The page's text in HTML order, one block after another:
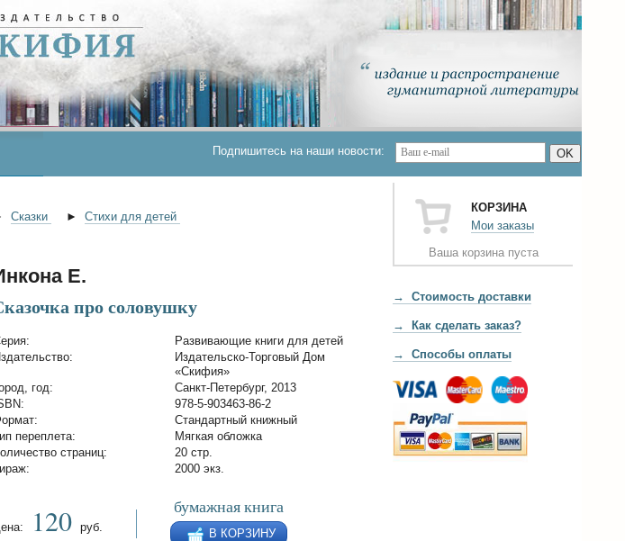
Подпишитесь на наши новости: OK
КОРЗИНА
Мои заказы
Ваша корзина пуста
→ Стоимость доставки
→ Как сделать заказ?
→ Способы оплаты
Сказки ► Стихи для детей
Е.
про соловушку
Развивающие книги для детей
Издательско-Торговый Дом
«Скифия»
год:
Санкт-Петербург, 2013
978-5-903463-86-2
Стандартный книжный
переплета:
Мягкая обложка
страниц:
20 стр.
2000 экз.
120 руб.
бумажная книга
В КОРЗИНУ